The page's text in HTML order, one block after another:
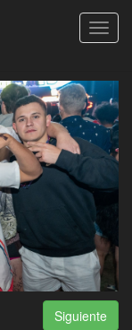
Siguiente